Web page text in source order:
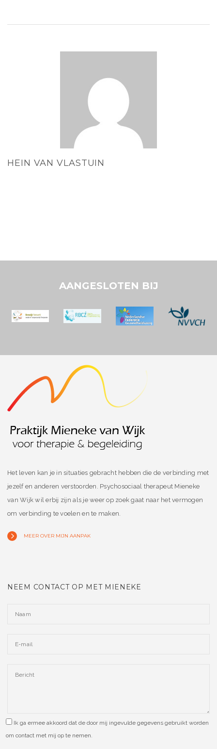
HEIN VAN VLASTUIN
AANGESLOTEN BIJ
Het leven kan je in situaties gebracht hebben die de verbinding met
jezelf en anderen verstoorden. Psychosociaal therapeut Mieneke
van Wijk wil erbij zijn als je weer op zoek gaat naar het vermogen
om verbinding te voelen en te maken.
MEER OVER MIJN AANPAK
NEEM CONTACT OP MET MIENEKE
Ik ga ermee akkoord dat de door mij ingevulde gegevens gebruikt worden
om contact met mij op te nemen.